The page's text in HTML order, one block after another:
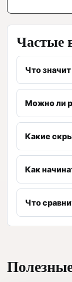
Частые
Что
Можно ли
Какие
Как
Что